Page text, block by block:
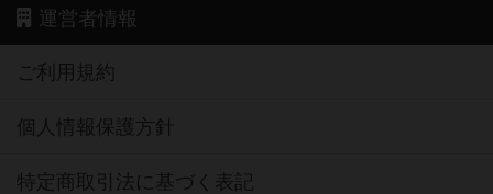
運営者情報
ご利用規約
個人情報保護方針
特定商取引法に基づく表記